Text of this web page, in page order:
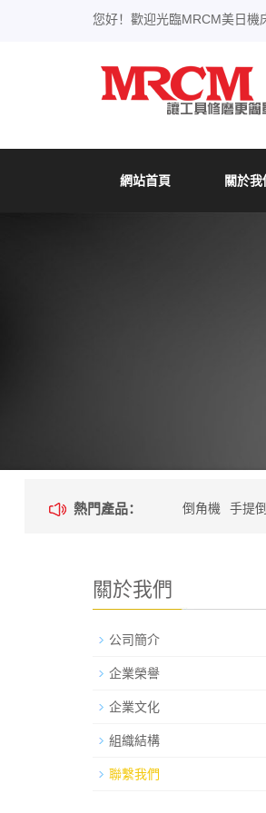
您好！歡迎光臨MRCM美日機
網站首頁 關於我
熱門產品： 倒角機 手提
關於我們
公司簡介
企業榮譽
企業文化
組織結構
聯繫我們